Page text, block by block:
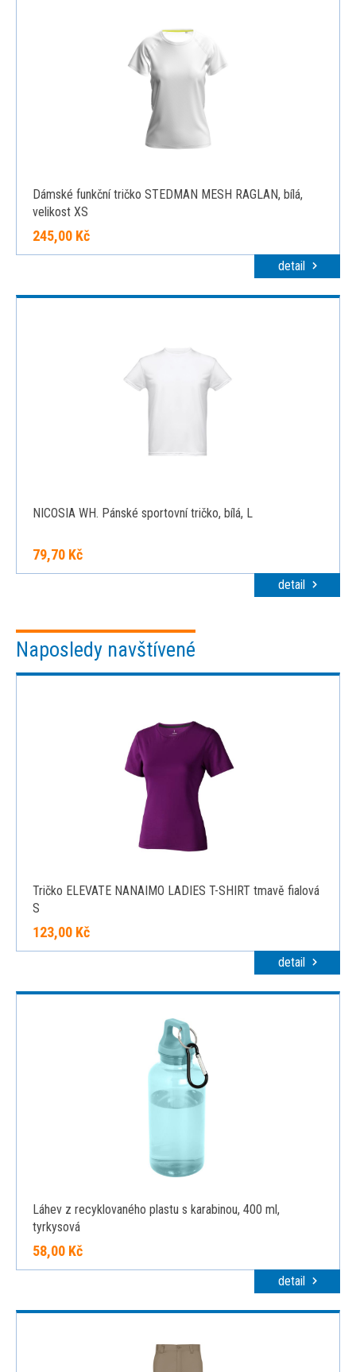
Dámské funkční tričko STEDMAN MESH RAGLAN, bílá,
velikost XS
245,00 Kč
detail
NICOSIA WH. Pánské sportovní tričko, bílá, L
79,70 Kč
detail
Naposledy navštívené
Tričko ELEVATE NANAIMO LADIES T-SHIRT tmavě fialová
S
123,00 Kč
detail
Láhev z recyklovaného plastu s karabinou, 400 ml,
tyrkysová
58,00 Kč
detail